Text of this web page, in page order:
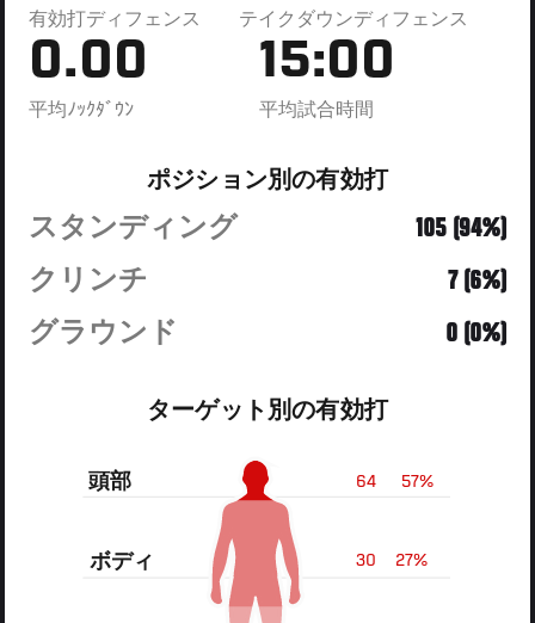
有効打ディフェンス テイクダウンディフェンス
0.00
平均ﾉｯｸﾀﾞｳﾝ
15:00
平均試合時間
ポジション別の有効打
スタンディング
105 (94%)
クリンチ
7 (6%)
グラウンド
0 (0%)
ターゲット別の有効打
57%
64
頭部
27%
30
ボディ